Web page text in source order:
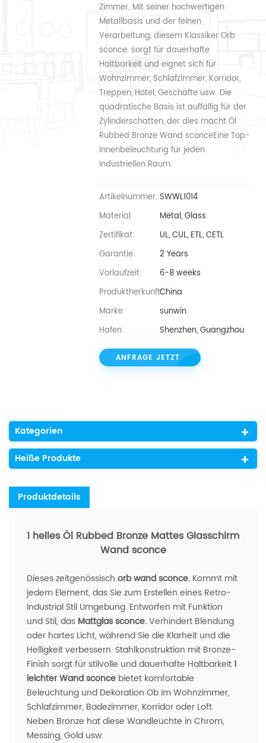
Zimmer. Mit seiner hochwertigen
Metallbasis und der feinen
Verarbeitung, diesem Klassiker Orb
sconce. sorgt für dauerhafte
Haltbarkeit und eignet sich für
Wohnzimmer, Schlafzimmer, Korridor,
Treppen, Hotel, Geschäfte usw. Die
quadratische Basis ist auffällig für der
Zylinderschatten, der dies macht Öl
Rubbed Bronze Wand sconceEine Top-
Innenbeleuchtung für jeden
industriellen Raum.
Artikelnummer.:SWWL1014
Material:
Metal, Glass
Zertifikat:
UL, CUL, ETL, CETL
Garantie:
2 Years
Vorlaufzeit:
6-8 weeks
Produktherkunft:China
Marke:
sunwin
Hafen:
Shenzhen, Guangzhou
ANFRAGE JETZT
Kategorien
Heiße Produkte
Produktdetails
1 helles Öl Rubbed Bronze Mattes Glasschirm
Wand sconce
Dieses zeitgenössisch orb wand sconce. Kommt mit
jedem Element, das Sie zum Erstellen eines Retro-
Industrial Stil Umgebung. Entworfen mit Funktion
und Stil, das Mattglas sconce.Verhindert Blendung
oder hartes Licht, während Sie die Klarheit und die
Helligkeit verbessern. Stahlkonstruktion mit Bronze-
Finish sorgt für stilvolle und dauerhafte Haltbarkeit1
leichter Wand sconce bietet komfortable
Beleuchtung und Dekoration Ob Im Wohnzimmer,
Schlafzimmer, Badezimmer, Korridor oder Loft.
Neben Bronze hat diese Wandleuchte in Chrom,
Messing, Gold usw.